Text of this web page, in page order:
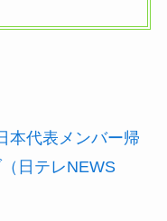
本代表メンバー帰
日テレNEWS